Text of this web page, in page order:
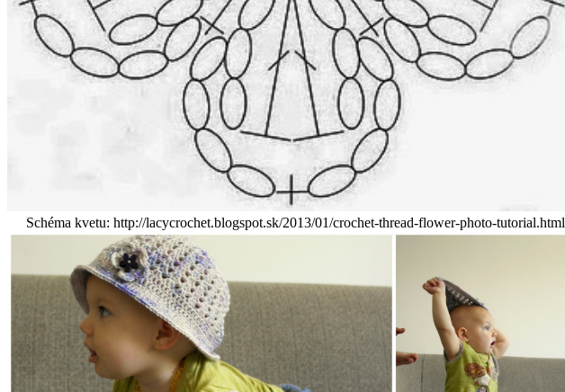
Schéma kvetu: http://lacycrochet.blogspot.sk/2013/01/crochet-thread-flower-photo-tutorial.html